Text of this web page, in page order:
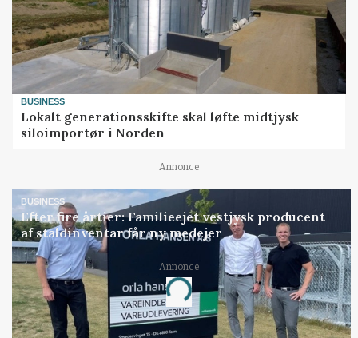
BUSINESS
Lokalt generationsskifte skal løfte midtjysk
siloimportør i Norden
Annonce
BUSINESS
Efter fire årtier: Familieejet vestjysk producent
af staldinventar får ny medejer
Annonce
Loading...